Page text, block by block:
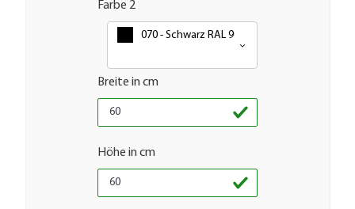
Farbe 2
070 - Schwarz RAL 9005
Breite in cm
Höhe in cm